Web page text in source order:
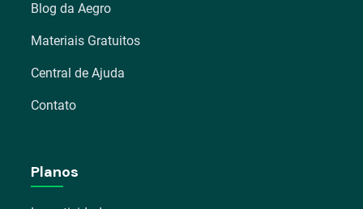
Blog da Aegro
Materiais Gratuitos
Central de Ajuda
Contato
Planos